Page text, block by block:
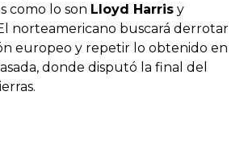
como lo son Lloyd Harrisy
norteamericano buscará derrotar
europeo y repetir lo obtenido en
donde disputó la final del